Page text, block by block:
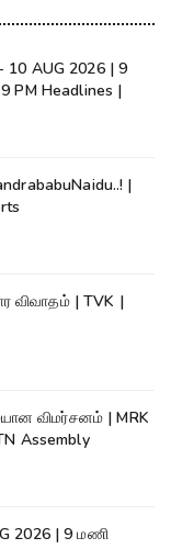
10 AUG 2026 | 9
PM Headlines |
|
#shorts
விவாதம் | TVK |
| MRK
Assembly
2026 | 9 மணி